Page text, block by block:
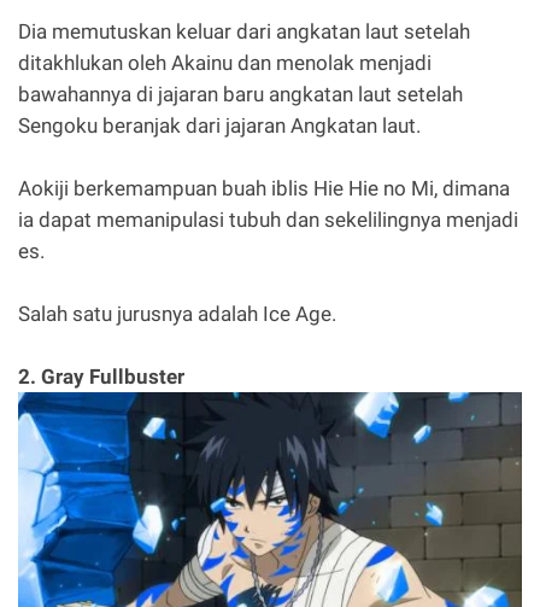
Dia memutuskan keluar dari angkatan laut setelah
ditakhlukan oleh Akainu dan menolak menjadi
bawahannya di jajaran baru angkatan laut setelah
Sengoku beranjak dari jajaran Angkatan laut.
Aokiji berkemampuan buah iblis Hie Hie no Mi, dimana
ia dapat memanipulasi tubuh dan sekelilingnya menjadi
es.
Salah satu jurusnya adalah Ice Age.
2. Gray Fullbuster